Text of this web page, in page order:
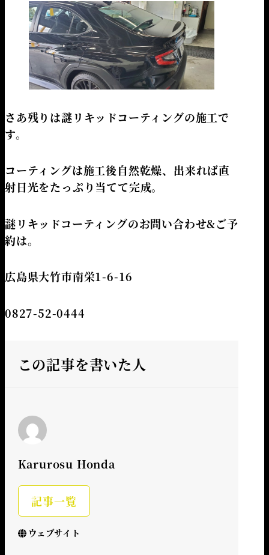
さあ残りは謎リキッドコーティングの施工で
す。
コーティングは施工後自然乾燥、出来れば直
射日光をたっぷり当てて完成。
謎リキッドコーティングのお問い合わせ&ご予
約は。
広島県大竹市南栄1-6-16
0827-52-0444
この記事を書いた人
Karurosu Honda
記事一覧
ウェブサイト